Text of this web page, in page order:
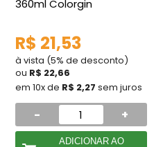
360ml Colorgin
R$ 21,53
à vista (5% de desconto)
ou R$ 22,66
em 10x de R$ 2,27 sem juros
- +
ADICIONAR AO